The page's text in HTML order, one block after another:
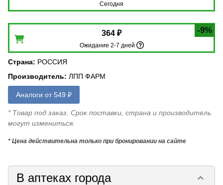
Сегодня
-9%
364 ₽
Ожидание 2-7 дней
Страна: РОССИЯ
Производитель: ЛПП ФАРМ
Аналоги от 549 ₽
* Товар под заказ. Срок поставки, страна и производитель
могут измениться.
* Цена действительна только при бронировании на сайте
В аптеках города keyboard_arrow_down